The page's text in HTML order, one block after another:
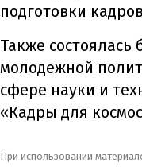
подготовки
Также
молодежной
сфере науки и
«Кадры для
При использовании